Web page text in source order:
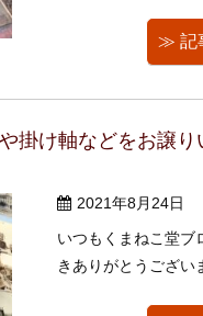
多数のお茶道具、
有田焼、蒔絵をお
ていました。 ...
≫ 記
掛け軸などをお譲り
2021年8月24日
いつもくまねこ堂ブ
きありがとうござい